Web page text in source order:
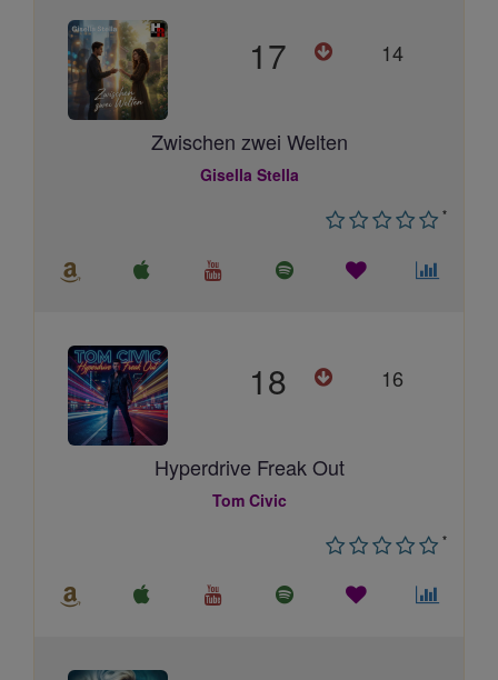
17 14
Zwischen zwei Welten
Gisella Stella
*
18 16
Hyperdrive Freak Out
Tom Civic
*